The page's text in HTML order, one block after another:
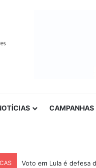
CAMPANHAS
Voto em Lula é defesa